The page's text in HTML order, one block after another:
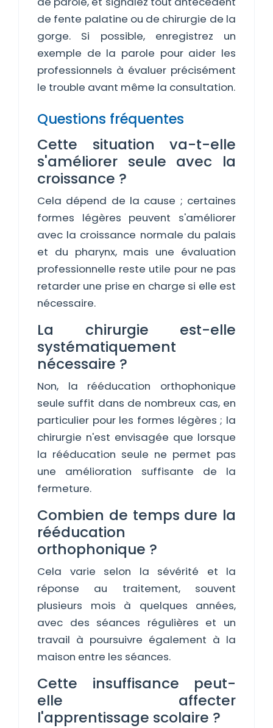
de fente palatine ou de chirurgie de la
gorge. Si possible, enregistrez un
exemple de la parole pour aider les
professionnels à évaluer précisément
le trouble avant même la consultation.
Questions fréquentes
Cette situation va-t-elle
s'améliorer seule avec la
croissance ?
Cela dépend de la cause ; certaines
formes légères peuvent s'améliorer
avec la croissance normale du palais
et du pharynx, mais une évaluation
professionnelle reste utile pour ne pas
retarder une prise en charge si elle est
nécessaire.
La chirurgie est-elle
systématiquement
nécessaire ?
Non, la rééducation orthophonique
seule suffit dans de nombreux cas, en
particulier pour les formes légères ; la
chirurgie n'est envisagée que lorsque
la rééducation seule ne permet pas
une amélioration suffisante de la
fermeture.
Combien de temps dure la
rééducation
orthophonique ?
Cela varie selon la sévérité et la
réponse au traitement, souvent
plusieurs mois à quelques années,
avec des séances régulières et un
travail à poursuivre également à la
maison entre les séances.
Cette insuffisance peut-
elle affecter
l'apprentissage scolaire ?